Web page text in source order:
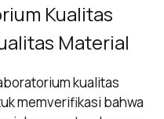
Kualitas
Material
kualitas
memverifikasi bahwa